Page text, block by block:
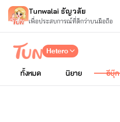
Tunwalai ธัญวลัย
เพื่อประสบการณ์ที่ดีกว่าบนมือถือ
Hetero
ทั้งหมด
นิยาย อีบุ๊ก